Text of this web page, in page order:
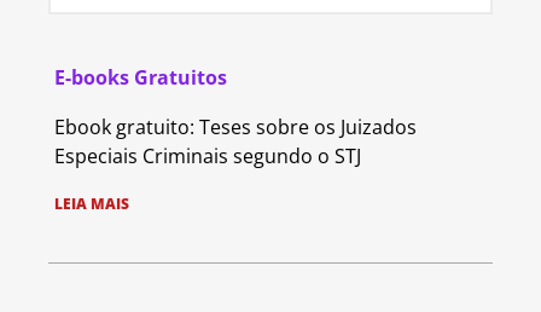
E-books Gratuitos
Ebook gratuito: Teses sobre os Juizados
Especiais Criminais segundo o STJ
LEIA MAIS